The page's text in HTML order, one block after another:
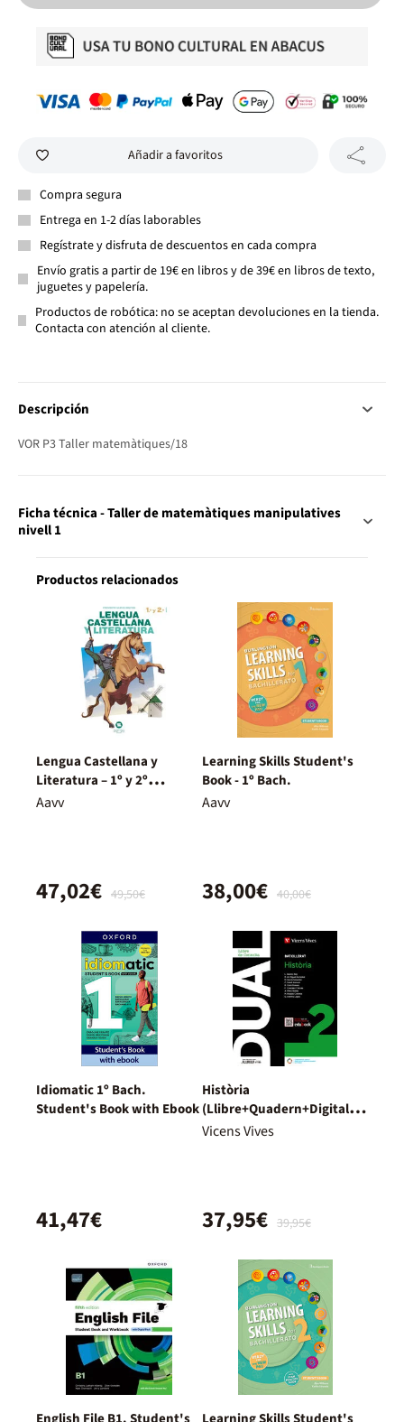
Añadir a favoritos
Compra segura
Entrega en 1-2 días laborables
Regístrate y disfruta de descuentos en cada compra
Envío gratis a partir de 19€ en libros y de 39€ en libros de texto,
juguetes y papelería.
Productos de robótica: no se aceptan devoluciones en la tienda.
Contacta con atención al cliente.
Descripción
VOR P3 Taller matemàtiques/18
Ficha técnica - Taller de matemàtiques manipulatives
nivell 1
Productos relacionados
Lengua Castellana y
Literatura – 1º y 2º
Bachillerato – Nuevo
Aavv
49,50€
47,02€
Learning Skills Student's
Book - 1º Bach.
Aavv
40,00€
38,00€
Idiomatic 1º Bach.
Student's Book with Ebook
41,47€
Història
(Llibre+Quadern+Digital)
Dual
Vicens Vives
39,95€
37,95€